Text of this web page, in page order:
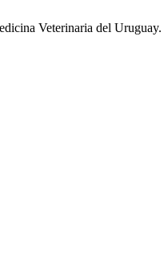
Veterinaria del